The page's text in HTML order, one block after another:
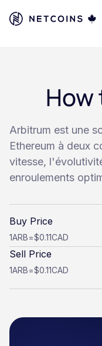
How
Arbitrum est une
Ethereum à deux
vitesse,
enroulements
Buy Price
1ARB=$0.11CAD
Sell Price
1ARB=$0.11CAD